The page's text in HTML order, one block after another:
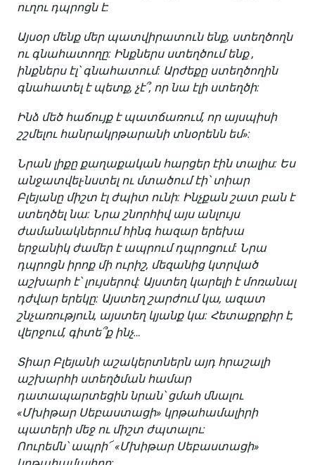
ուղու դպրոցն է:
Այսօր մենք մեր պատվիրատուն ենք, ստեղծողն
ու գնահատողը: Ինքներս ստեղծում ենք ,
ինքներս էլ՝ գնահատում: Արժեքը ստեղծողին
գնահատել է պետք, չէ՞, որ նա էլի ստեղծի:
Ինձ մեծ հաճույք է պատճառում, որ այսպիսի
շշմելու հանրակրթարանի տնօրենն եմ»:
Նրան լիքը քաղաքական հարցեր էին տալիս: Ես
անջատվել-նստել ու մտածում էի՝ տիար
Բլեյանը միշտ էլ ժպիտ ունի: Ինչքան շատ բան է
ստեղծել նա: Նրա շնորհիվ այս անլույս
ժամանակներում հինգ հազար երեխա
երջանիկ ժամեր է ապրում դպրոցում: Նրա
դպրոցն իրոք մի ուրիշ, մեզանից կտրված
աշխարհ է՝ լույսերով: Այստեղ կարելի է մոռանալ
դժվար երեկը: Այստեղ շարժում կա, ազատ
շնչառություն, այստեղ կյանք կա: Հետաքրքիր է,
վերջում, գիտե՞ք ինչ…
Տիար Բլեյանի աշակերտներն այդ հրաշալի
աշխարհի ստեղծման համար
դատապարտեցին նրան՝ ցմահ մնալու
«Մխիթար Սեբաստացի» կրթահամալիրի
պատերի մեջ ու միշտ ժպտալու:
Ոուրեմն՝ ապրի՜ «Մխիթար Սեբաստացի»